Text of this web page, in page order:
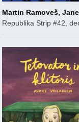
Martin Ramoveš,
Republika Strip #42,